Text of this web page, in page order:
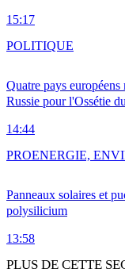
15:17
Quatre pays
Russie pour l'Ossétie
14:44
POLITIQUE
Panneaux solaires et
polysilicium
13:58
PROENERGIE,
PLUS DE CETTE